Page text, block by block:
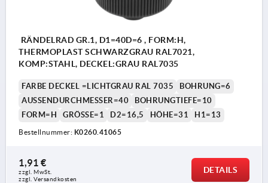
RÄNDELRAD GR.1, D1=40D=6 , FORM:H,
THERMOPLAST SCHWARZGRAU RAL7021,
KOMP:STAHL, DECKEL:GRAU RAL7035
FARBE DECKEL =LICHTGRAU RAL 7035
BOHRUNG=6
AUSSENDURCHMESSER=40
BOHRUNGTIEFE=10
FORM=H
GRÖSSE=1 D2=16,5 HÖHE=31 H1=13
Bestellnummer: K0260.41065
1,91 €
zzgl. MwSt.
zzgl. Versandkosten
DETAILS